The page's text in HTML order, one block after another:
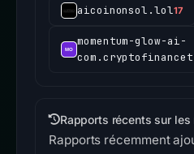
aicoinonsol.lol17
momentum-glow-ai-
Rapports récents sur les
Rapports récemment